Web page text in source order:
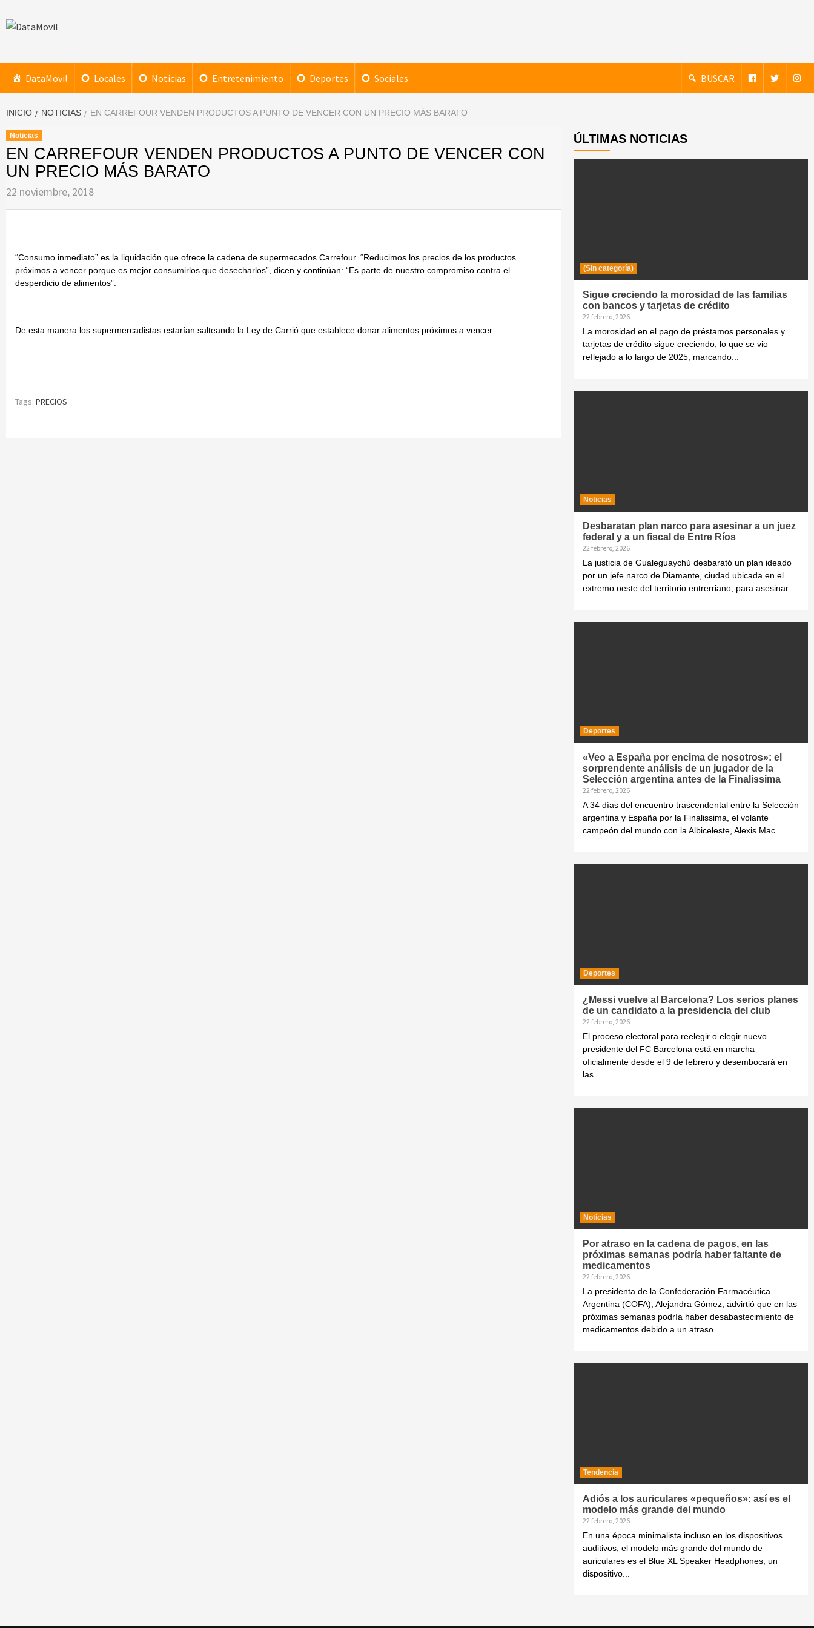
al
DataMovil
DataMovil Locales Noticias Entretenimiento Deportes Sociales BUSCAR
INICIO NOTICIAS EN CARREFOUR VENDEN PRODUCTOS A PUNTO DE VENCER CON UN PRECIO MÁS BARATO
Noticias
EN CARREFOUR VENDEN PRODUCTOS A PUNTO DE VENCER CON
UN PRECIO MÁS BARATO
22 noviembre, 2018
“Consumo inmediato” es la liquidación que ofrece la cadena de supermecados Carrefour. “Reducimos los precios de los productos
próximos a vencer porque es mejor consumirlos que desecharlos”, dicen y continúan: “Es parte de nuestro compromiso contra el
desperdicio de alimentos”.
De esta manera los supermercadistas estarían salteando la Ley de Carrió que establece donar alimentos próximos a vencer.
Tags: PRECIOS
ÚLTIMAS NOTICIAS
(Sin categoría)
Sigue creciendo la morosidad de las familias
con bancos y tarjetas de crédito
22 febrero, 2026
La morosidad en el pago de préstamos personales y
tarjetas de crédito sigue creciendo, lo que se vio
reflejado a lo largo de 2025, marcando...
Noticias
Desbaratan plan narco para asesinar a un juez
federal y a un fiscal de Entre Ríos
22 febrero, 2026
La justicia de Gualeguaychú desbarató un plan ideado
por un jefe narco de Diamante, ciudad ubicada en el
extremo oeste del territorio entrerriano, para asesinar...
Deportes
«Veo a España por encima de nosotros»: el
sorprendente análisis de un jugador de la
Selección argentina antes de la Finalissima
22 febrero, 2026
A 34 días del encuentro trascendental entre la Selección
argentina y España por la Finalissima, el volante
campeón del mundo con la Albiceleste, Alexis Mac...
Deportes
¿Messi vuelve al Barcelona? Los serios planes
de un candidato a la presidencia del club
22 febrero, 2026
El proceso electoral para reelegir o elegir nuevo
presidente del FC Barcelona está en marcha
oficialmente desde el 9 de febrero y desembocará en
las...
Noticias
Por atraso en la cadena de pagos, en las
próximas semanas podría haber faltante de
medicamentos
22 febrero, 2026
La presidenta de la Confederación Farmacéutica
Argentina (COFA), Alejandra Gómez, advirtió que en las
próximas semanas podría haber desabastecimiento de
medicamentos debido a un atraso...
Tendencia
Adiós a los auriculares «pequeños»: así es el
modelo más grande del mundo
22 febrero, 2026
En una época minimalista incluso en los dispositivos
auditivos, el modelo más grande del mundo de
auriculares es el Blue XL Speaker Headphones, un
dispositivo...